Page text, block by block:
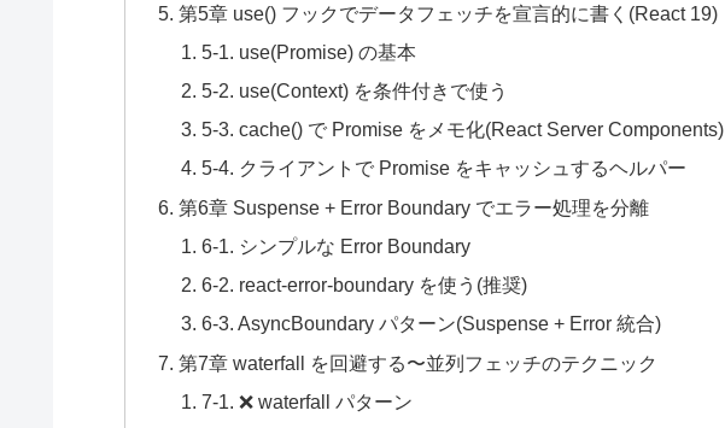
第5章 use() フックでデータフェッチを宣言的に書く(React 19)
5-1. use(Promise) の基本
5-2. use(Context) を条件付きで使う
5-3. cache() で Promise をメモ化(React Server Components)
5-4. クライアントで Promise をキャッシュするヘルパー
第6章 Suspense + Error Boundary でエラー処理を分離
6-1. シンプルな Error Boundary
6-2. react-error-boundary を使う(推奨)
6-3. AsyncBoundary パターン(Suspense + Error 統合)
第7章 waterfall を回避する〜並列フェッチのテクニック
7-1. ❌ waterfall パターン